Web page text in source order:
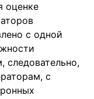
оценке
с одной
следовательно,
с